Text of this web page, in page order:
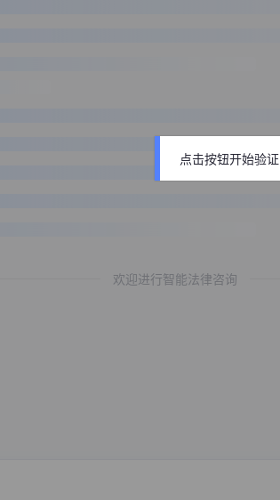
欢迎进行智能法律咨询
点击按钮开始验证